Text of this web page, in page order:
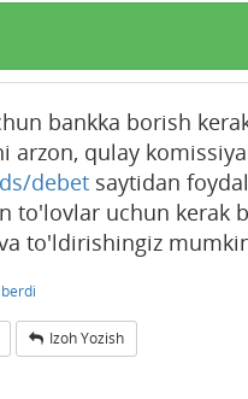
bankka borish
arzon, qulay
debet saytidan
to'lovlar uchun kerak
to'ldirishingiz
Izoh Yozish